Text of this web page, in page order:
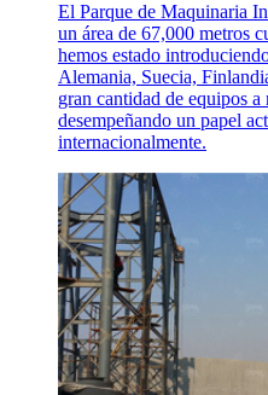
El Parque de Maquinaria
un área de 67,000 metros
hemos estado
Alemania, Suecia,
gran cantidad de equipos a
desempeñando un papel
internacionalmente.